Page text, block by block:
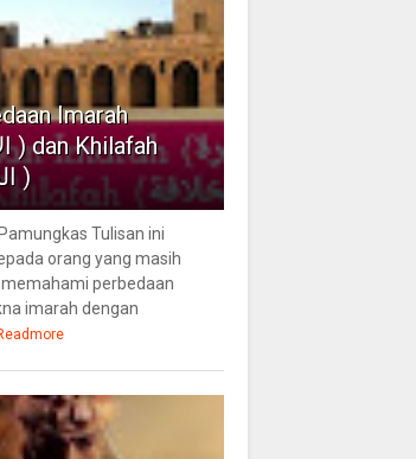
Imarah
(الخلافة )
Tulisan ini
orang yang masih
perbedaan
imarah dengan